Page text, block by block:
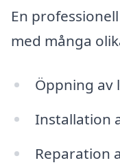
En
med många
Öppning av
Installation
Reparation